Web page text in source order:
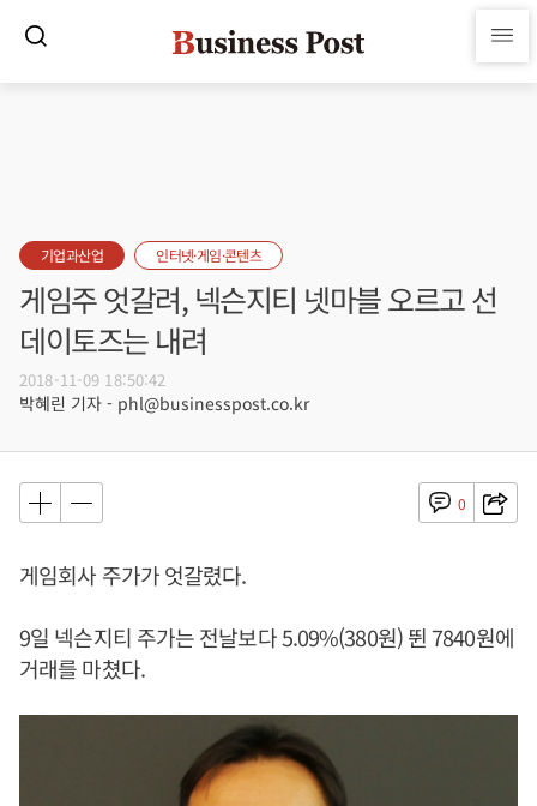
기업과산업 인터넷·게임·콘텐츠
게임주 엇갈려, 넥슨지티 넷마블 오르고 선
데이토즈는 내려
2018-11-09 18:50:42
박혜린 기자 - phl@businesspost.co.kr
0
게임회사 주가가 엇갈렸다.
9일 넥슨지티 주가는 전날보다 5.09%(380원) 뛴 7840원에
거래를 마쳤다.